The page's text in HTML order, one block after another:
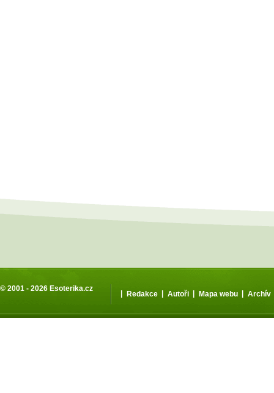
© 2001 - 2026 Esoterika.cz
| Redakce | Autoři | Mapa webu | Archív